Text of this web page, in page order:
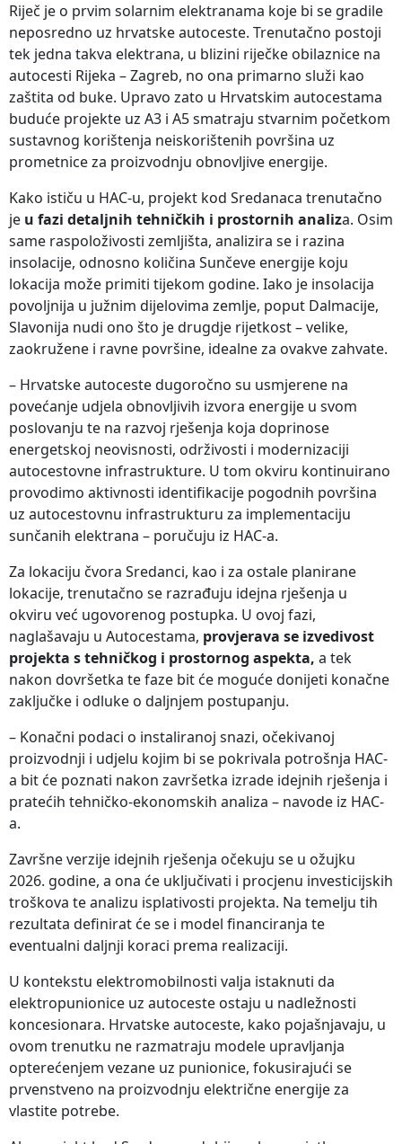
Riječ je o prvim solarnim elektranama koje bi se gradile
neposredno uz hrvatske autoceste. Trenutačno postoji
tek jedna takva elektrana, u blizini riječke obilaznice na
autocesti Rijeka – Zagreb, no ona primarno služi kao
zaštita od buke. Upravo zato u Hrvatskim autocestama
buduće projekte uz A3 i A5 smatraju stvarnim početkom
sustavnog korištenja neiskorištenih površina uz
prometnice za proizvodnju obnovljive energije.
Kako ističu u HAC-u, projekt kod Sredanaca trenutačno
je u fazi detaljnih tehničkih i prostornih analiza. Osim
same raspoloživosti zemljišta, analizira se i razina
insolacije, odnosno količina Sunčeve energije koju
lokacija može primiti tijekom godine. Iako je insolacija
povoljnija u južnim dijelovima zemlje, poput Dalmacije,
Slavonija nudi ono što je drugdje rijetkost – velike,
zaokružene i ravne površine, idealne za ovakve zahvate.
– Hrvatske autoceste dugoročno su usmjerene na
povećanje udjela obnovljivih izvora energije u svom
poslovanju te na razvoj rješenja koja doprinose
energetskoj neovisnosti, održivosti i modernizaciji
autocestovne infrastrukture. U tom okviru kontinuirano
provodimo aktivnosti identifikacije pogodnih površina
uz autocestovnu infrastrukturu za implementaciju
sunčanih elektrana – poručuju iz HAC-a.
Za lokaciju čvora Sredanci, kao i za ostale planirane
lokacije, trenutačno se razrađuju idejna rješenja u
okviru već ugovorenog postupka. U ovoj fazi,
naglašavaju u Autocestama, provjerava se izvedivost
projekta s tehničkog i prostornog aspekta, a tek
nakon dovršetka te faze bit će moguće donijeti konačne
zaključke i odluke o daljnjem postupanju.
– Konačni podaci o instaliranoj snazi, očekivanoj
proizvodnji i udjelu kojim bi se pokrivala potrošnja HAC-
a bit će poznati nakon završetka izrade idejnih rješenja i
pratećih tehničko-ekonomskih analiza – navode iz HAC-
a.
Završne verzije idejnih rješenja očekuju se u ožujku
2026. godine, a ona će uključivati i procjenu investicijskih
troškova te analizu isplativosti projekta. Na temelju tih
rezultata definirat će se i model financiranja te
eventualni daljnji koraci prema realizaciji.
U kontekstu elektromobilnosti valja istaknuti da
elektropunionice uz autoceste ostaju u nadležnosti
koncesionara. Hrvatske autoceste, kako pojašnjavaju, u
ovom trenutku ne razmatraju modele upravljanja
opterećenjem vezane uz punionice, fokusirajući se
prvenstveno na proizvodnju električne energije za
vlastite potrebe.